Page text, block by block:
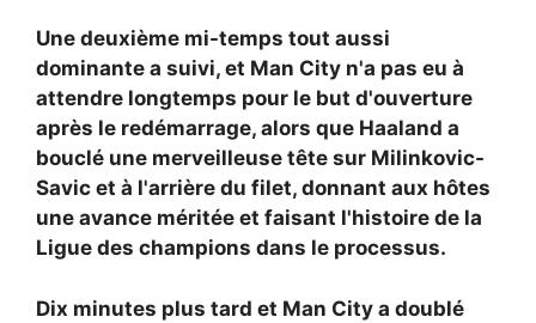
Une deuxième mi-temps tout aussi
dominante a suivi, et Man City n'a pas eu à
attendre longtemps pour le but d'ouverture
après le redémarrage, alors que Haaland a
bouclé une merveilleuse tête sur Milinkovic-
Savic et à l'arrière du filet, donnant aux hôtes
une avance méritée et faisant l'histoire de la
Ligue des champions dans le processus.
Dix minutes plus tard et Man City a doublé